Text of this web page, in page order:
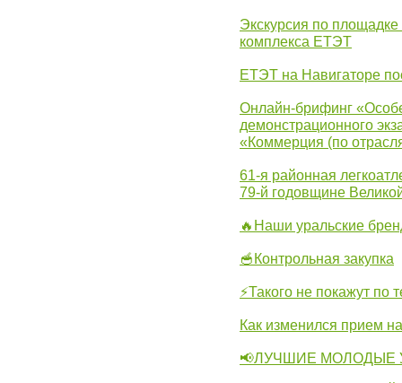
Экскурсия по
комплекса ЕТЭТ
ЕТЭТ на Навигаторе
Онлайн-брифинг
демонстрационного
«Коммерция (по
61-я районная
79-й годовщине
🔥Наши уральские
🥣Контрольная закупка
⚡Такого не покажут по
Как изменился прием
📢ЛУЧШИЕ МОЛОДЫЕ